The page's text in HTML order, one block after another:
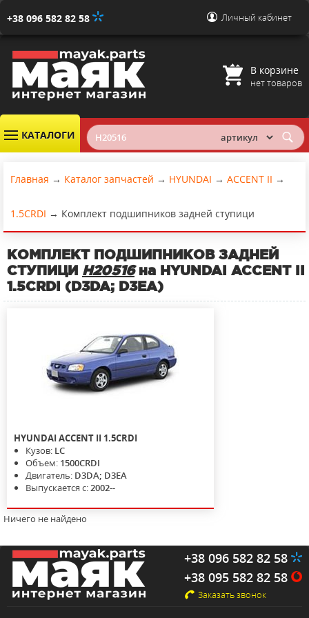
+38 096 582 82 58 Личный кабинет
В корзине
нет товаров
КАТАЛОГИ
Главная → Каталог запчастей → HYUNDAI → ACCENT II →
1.5CRDI → Комплект подшипников задней ступици
КОМПЛЕКТ ПОДШИПНИКОВ ЗАДНЕЙ
СТУПИЦИ H20516на HYUNDAI ACCENT II
1.5CRDI (D3DA; D3EA)
HYUNDAIACCENT II 1.5CRDI
Кузов: LC
Объем: 1500CRDI
Двигатель: D3DA; D3EA
Выпускается с:2002--
Ничего не найдено
+38 096 582 82 58
+38 095 582 82 58
Заказать звонок